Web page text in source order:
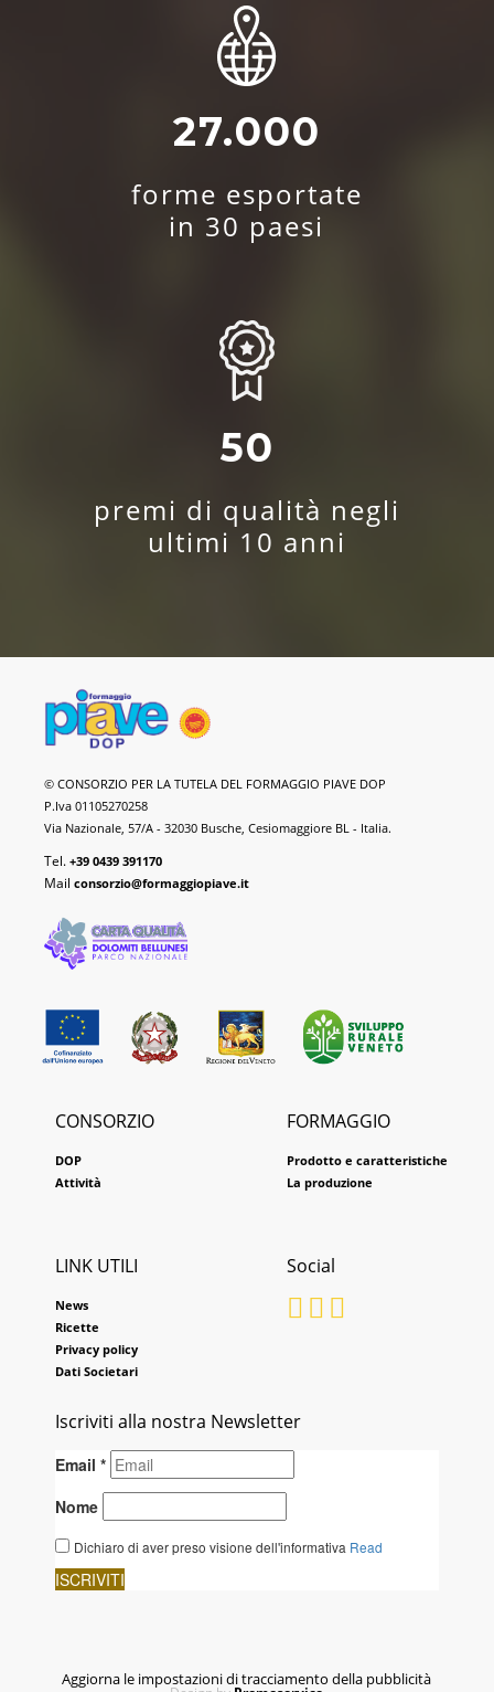
27.000
forme esportate
in 30 paesi
50
premi di qualità negli
ultimi 10 anni
Formaggio
Piave
DOP
© CONSORZIO PER LA TUTELA DEL FORMAGGIO PIAVE DOP
P.Iva 01105270258
Via Nazionale, 57/A - 32030 Busche, Cesiomaggiore BL - Italia.
Tel. +39 0439 391170
Mail consorzio@formaggiopiave.it
CONSORZIO
DOP
Attività
FORMAGGIO
Prodotto e caratteristiche
La produzione
Social
LINK UTILI
News
Ricette
Privacy policy
Dati Societari
Iscriviti alla nostra Newsletter
Aggiorna le impostazioni di tracciamento della pubblicità